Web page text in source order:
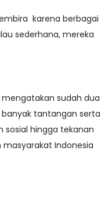
karena berbagai
sederhana, mereka
mengatakan sudah dua
tantangan serta
sosial hingga tekanan
Indonesia